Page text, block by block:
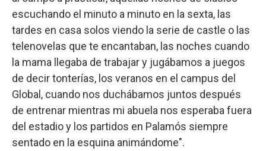
escuchando el minuto a minuto en la sexta, las
tardes en casa solos viendo la serie de castle o las
telenovelas que te encantaban, las noches cuando
la mama llegaba de trabajar y jugábamos a juegos
de decir tonterías, los veranos en el campus del
Global, cuando nos duchábamos juntos después
de entrenar mientras mi abuela nos esperaba fuera
del estadio y los partidos en Palamós siempre
sentado en la esquina animándome".